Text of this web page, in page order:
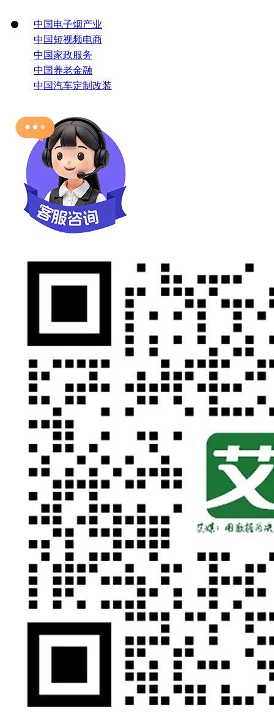
中国电子烟产业
中国短视频电商
中国家政服务
中国养老金融
中国汽车定制改装